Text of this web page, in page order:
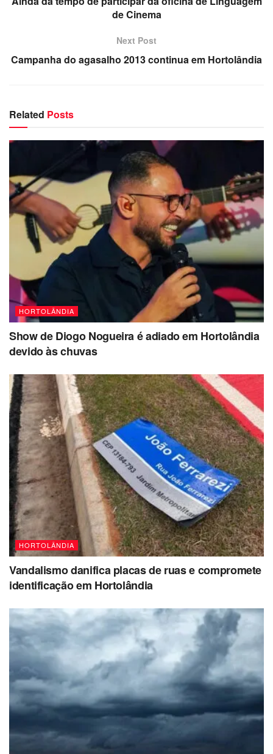
de Cinema
Next Post
Campanha do agasalho 2013 continua em Hortolândia
Related Posts
HORTOLÂNDIA
Show de Diogo Nogueira é adiado em Hortolândia
devido às chuvas
HORTOLÂNDIA
Vandalismo danifica placas de ruas e compromete
identificação em Hortolândia